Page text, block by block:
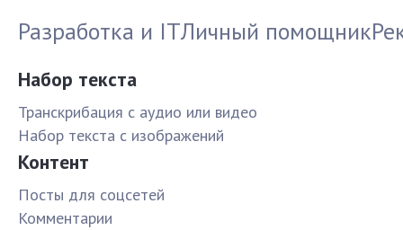
Разработка и ITЛичный помощник
Набор текста
Транскрибация с аудио или видео
Набор текста с изображений
Контент
Посты для соцсетей
Комментарии